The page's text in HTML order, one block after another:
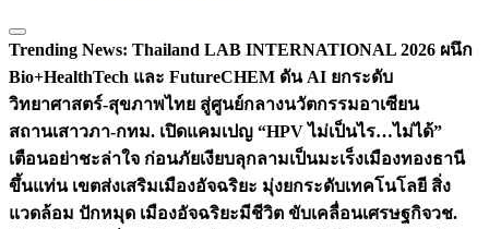
Trending News: Thailand LAB INTERNATIONAL 2026 ผนึก
Bio+HealthTech และ FutureCHEM ดัน AI ยกระดับ
วิทยาศาสตร์-สุขภาพไทย สู่ศูนย์กลางนวัตกรรมอาเซียน
สถานเสาวภา-กทม. เปิดแคมเปญ “HPV ไม่เป็นไร…ไม่ได้”
เตือนอย่าชะล่าใจ ก่อนภัยเงียบลุกลามเป็นมะเร็งเมืองทองธานี
ขึ้นแท่น เขตส่งเสริมเมืองอัจฉริยะ มุ่งยกระดับเทคโนโลยี สิ่ง
แวดล้อม ปักหมุด เมืองอัจฉริยะมีชีวิต ขับเคลื่อนเศรษฐกิจวช.